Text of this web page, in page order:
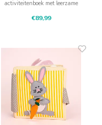
activiteitenboek met leerzame
€89,99